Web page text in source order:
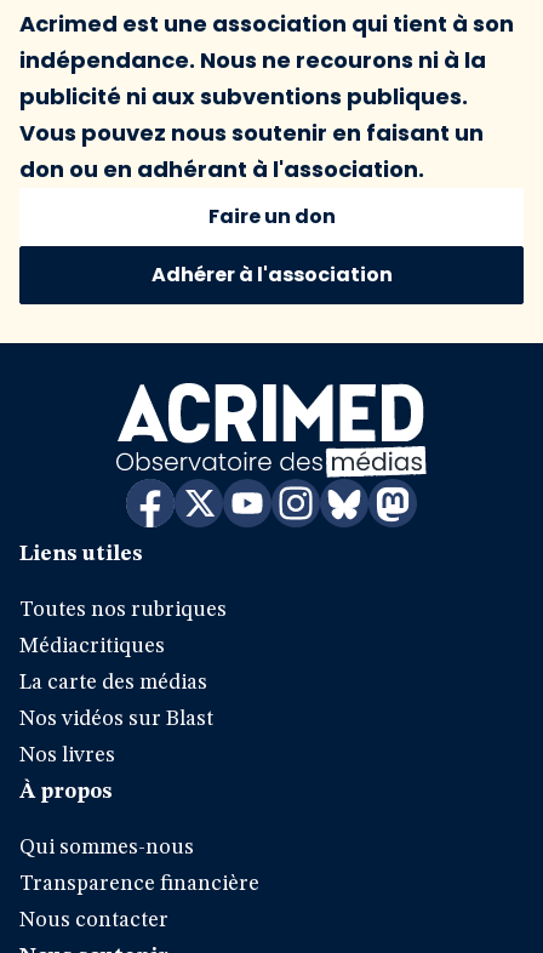
Acrimed est une association qui tient à son
indépendance. Nous ne recourons ni à la
publicité ni aux subventions publiques.
Vous pouvez nous soutenir en faisant un
don ou en adhérant à l'association.
Faire un don
Adhérer à l'association
Liens utiles
Toutes nos rubriques
Médiacritiques
La carte des médias
Nos vidéos sur Blast
Nos livres
À propos
Qui sommes-nous
Transparence financière
Nous contacter